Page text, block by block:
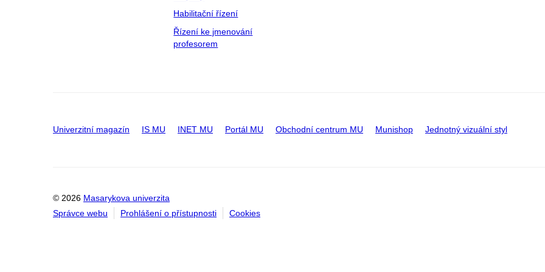
Habilitační řízení
Řízení ke jmenování
profesorem
Univerzitní magazín IS MU INET MU Portál MU Obchodní centrum MU Munishop Jednotný vizuální styl
© 2026 Masarykova univerzita
Správce webu
Prohlášení o přístupnosti Cookies